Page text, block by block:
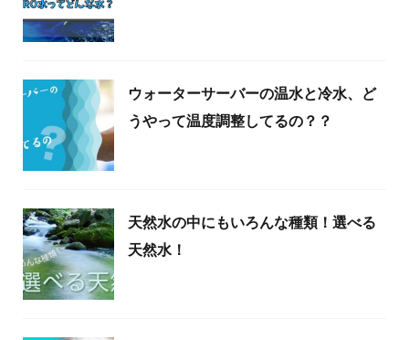
ウォーターサーバーの温水と冷水、ど
うやって温度調整してるの？？
天然水の中にもいろんな種類！選べる
天然水！